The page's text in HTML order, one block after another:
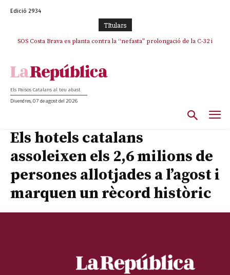
Edició 2934
TItulars
SOS Costa Brava es planta contra la “nefasta” prolongació de la C-32 i
La memòria viva de Josep Sunyol uneix l’esport i la cultura en un emotiu
Els Països Catalans al teu abast
Divendres, 07 de agost del 2026
Els hotels catalans
assoleixen els 2,6 milions de
persones allotjades a l’agost i
marquen un rècord històric